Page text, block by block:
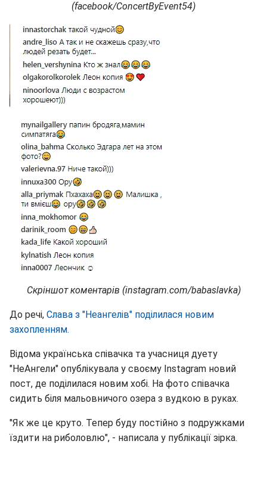
(facebook/ConcertByEvent54)
Скріншот коментарів (instagram.com/babaslavka)
До речі, Слава з "Неангелів" поділилася новим
захопленням.
Відома українська співачка та учасниця дуету
"НеАнгели" опублікувала у своєму Instagram новий
пост, де поділилася новим хобі. На фото співачка
сидить біля мальовничого озера з вудкою в руках.
"Як же це круто. Тепер буду постійно з подружками
їздити на риболовлю", - написала у публікації зірка.